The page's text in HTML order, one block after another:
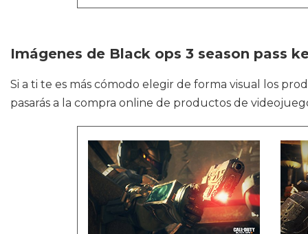
Imágenes de Black ops 3 season pass
Si a ti te es más cómodo elegir de forma visual los
pasarás a la compra online de productos de